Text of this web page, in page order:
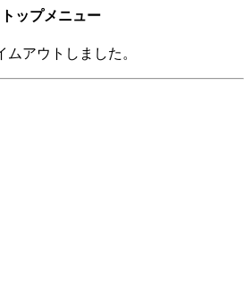
トップメニュー
ムアウトしました。